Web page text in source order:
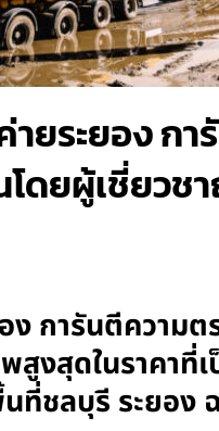
ยระยอง ก
ดยผู้เชี่ยว
ง การันตีความ
งสุดในราคาที่
ชลบุรี ระยอง